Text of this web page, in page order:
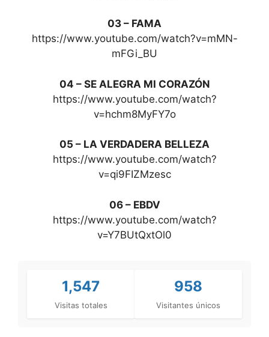
03 – FAMA
https://www.youtube.com/watch?v=mMN-
mFGi_BU
04 – SE ALEGRA MI CORAZÓN
https://www.youtube.com/watch?
v=hchm8MyFY7o
05 – LA VERDADERA BELLEZA
https://www.youtube.com/watch?
v=qi9FIZMzesc
06 – EBDV
https://www.youtube.com/watch?
v=Y7BUtQxtOl0
1,547
Visitas totales
958
Visitantes únicos